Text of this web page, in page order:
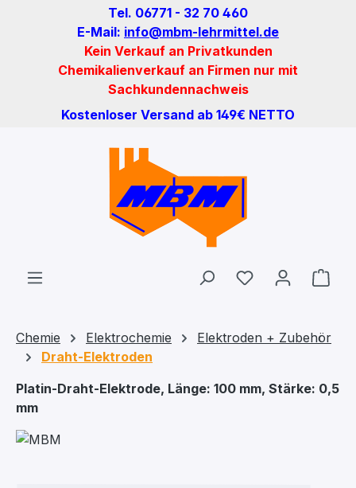
Zum Hauptinhalt springenTel. 06771 - 32 70 460
E-Mail: info@mbm-lehrmittel.de
Kein Verkauf an Privatkunden
Chemikalienverkauf an Firmen nur mit
Sachkundennachweis
Kostenloser Versand ab 149€ NETTO
Du hast 0
Chemie Elektrochemie
Elektroden + Zubehör
Draht-Elektroden
Platin-Draht-Elektrode, Länge: 100 mm, Stärke: 0,5
mm